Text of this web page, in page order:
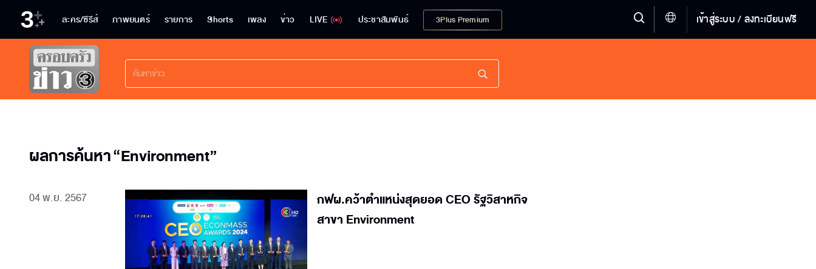
ละคร/ซีรีส์ ภาพยนตร์ รายการ Shorts เพลง ข่าว LIVE ประชาสัมพันธ์ 3Plus Premium เข้าสู่ระบบ / ลงทะเบียนฟรี
ผลการค้นหา“Environment”
04 พ.ย. 2567
กฟผ.คว้าตำแหน่งสุดยอด CEO รัฐวิสาหกิจ
สาขา Environment